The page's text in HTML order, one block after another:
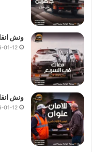
ونش
01-12
ونش
01-12